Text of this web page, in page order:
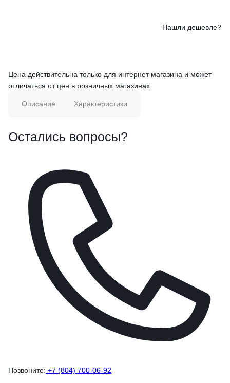
Нашли дешевле?
Цена действительна только для интернет магазина и может
отличаться от цен в розничных магазинах
Описание Характеристики
Остались вопросы?
Позвоните: +7 (804) 700-06-92